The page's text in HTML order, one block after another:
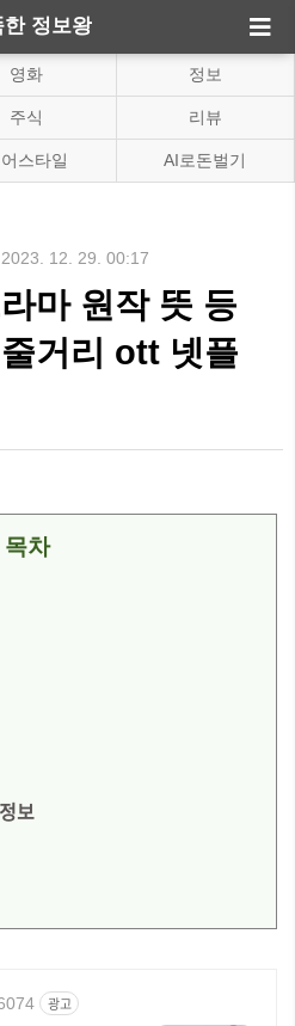
한 정보왕
영화 정보
주식 리뷰
스타일 AI로돈벌기
2023. 12. 29. 00:17
마 원작 뜻 등
거리 ott 넷플
목차
보
광고